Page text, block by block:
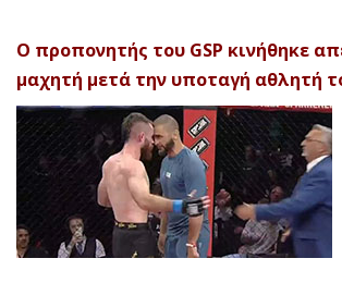
Ο προπονητής του GSP κινήθηκε
μαχητή μετά την υποταγή αθλητή